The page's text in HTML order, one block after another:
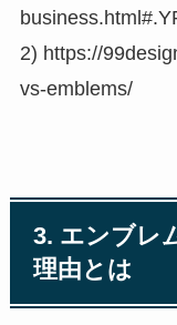
2) https://
vs-emblems/
3. エンブレ
理由とは